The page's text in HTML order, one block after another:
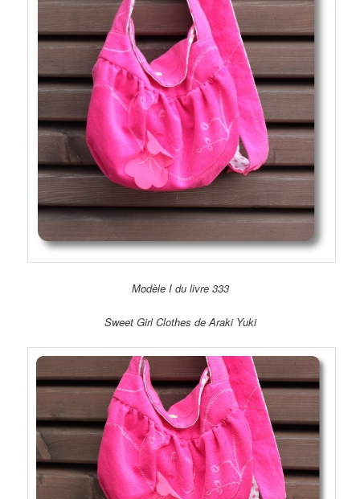
Modèle I du livre 333
Sweet Girl Clothes de Araki Yuki